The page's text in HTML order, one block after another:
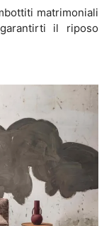
matrimoniali
il riposo